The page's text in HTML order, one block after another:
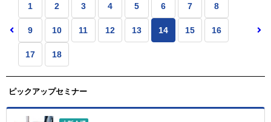
1 2 3 4 5 6 7 8
9 10 11 12 13 14 15 16
17 18
ピックアップセミナー